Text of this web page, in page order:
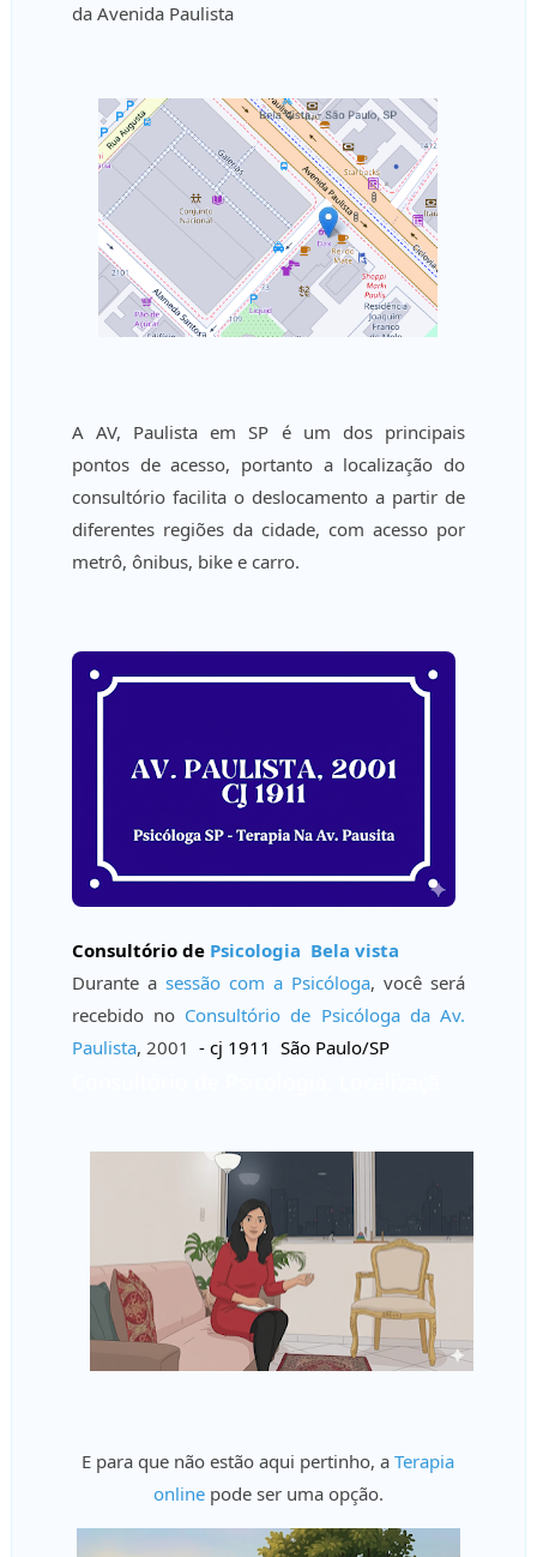
da Avenida Paulista
A AV, Paulista em SP é um dos principais
pontos de acesso, portanto a localização do
consultório facilita o deslocamento a partir de
diferentes regiões da cidade, com acesso por
metrô, ônibus, bike e carro.
Consultório de Psicologia Bela vista
Durante a sessão com a Psicóloga, você será
recebido no Consultório de Psicóloga da Av.
Paulista, 2001 - cj 1911 São Paulo/SP
E para que não estão aqui pertinho, aTerapia
onlinepode ser uma opção.